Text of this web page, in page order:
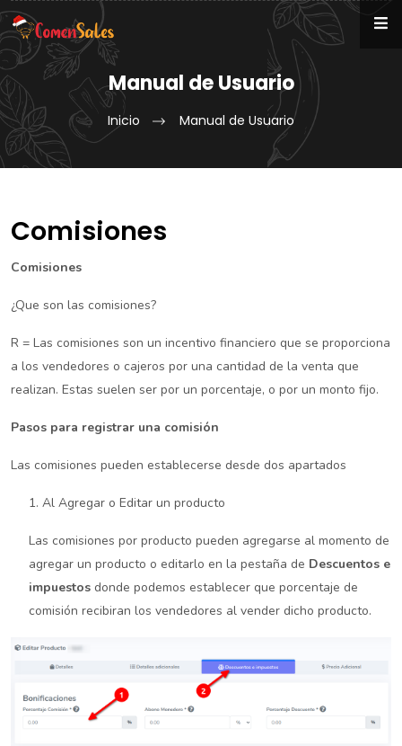
Manual de Usuario
Inicio Manual de Usuario
Comisiones
Comisiones
¿Que son las comisiones?
R = Las comisiones son un incentivo financiero que se proporciona
a los vendedores o cajeros por una cantidad de la venta que
realizan. Estas suelen ser por un porcentaje, o por un monto fijo.
Pasos para registrar una comisión
Las comisiones pueden establecerse desde dos apartados
1. Al Agregar o Editar un producto
Las comisiones por producto pueden agregarse al momento de
agregar un producto o editarlo en la pestaña de Descuentos e
impuestos donde podemos establecer que porcentaje de
comisión recibiran los vendedores al vender dicho producto.